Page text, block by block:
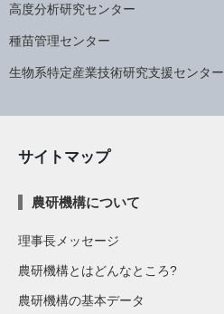
高度分析研究センター
種苗管理センター
生物系特定産業技術研究支援センター
サイトマップ
農研機構について
理事長メッセージ
農研機構とはどんなところ?
農研機構の基本データ